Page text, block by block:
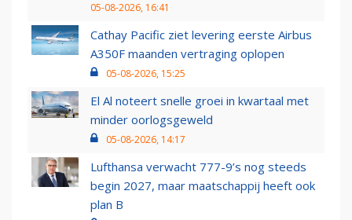
05-08-2026, 16:41
Cathay Pacific ziet levering eerste Airbus
A350F maanden vertraging oplopen
05-08-2026, 15:25
El Al noteert snelle groei in kwartaal met
minder oorlogsgeweld
05-08-2026, 14:17
Lufthansa verwacht 777-9’s nog steeds
begin 2027, maar maatschappij heeft ook
plan B